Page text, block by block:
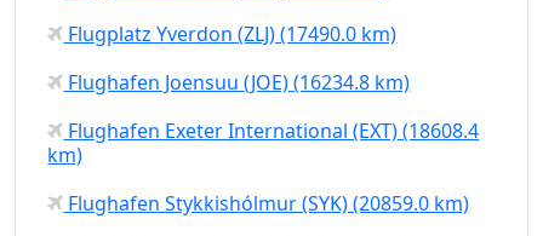
Flugplatz Yverdon (ZLJ) (17490.0 km)
Flughafen Joensuu (JOE) (16234.8 km)
Flughafen Exeter International (EXT) (18608.4
km)
Flughafen Stykkishólmur (SYK) (20859.0 km)